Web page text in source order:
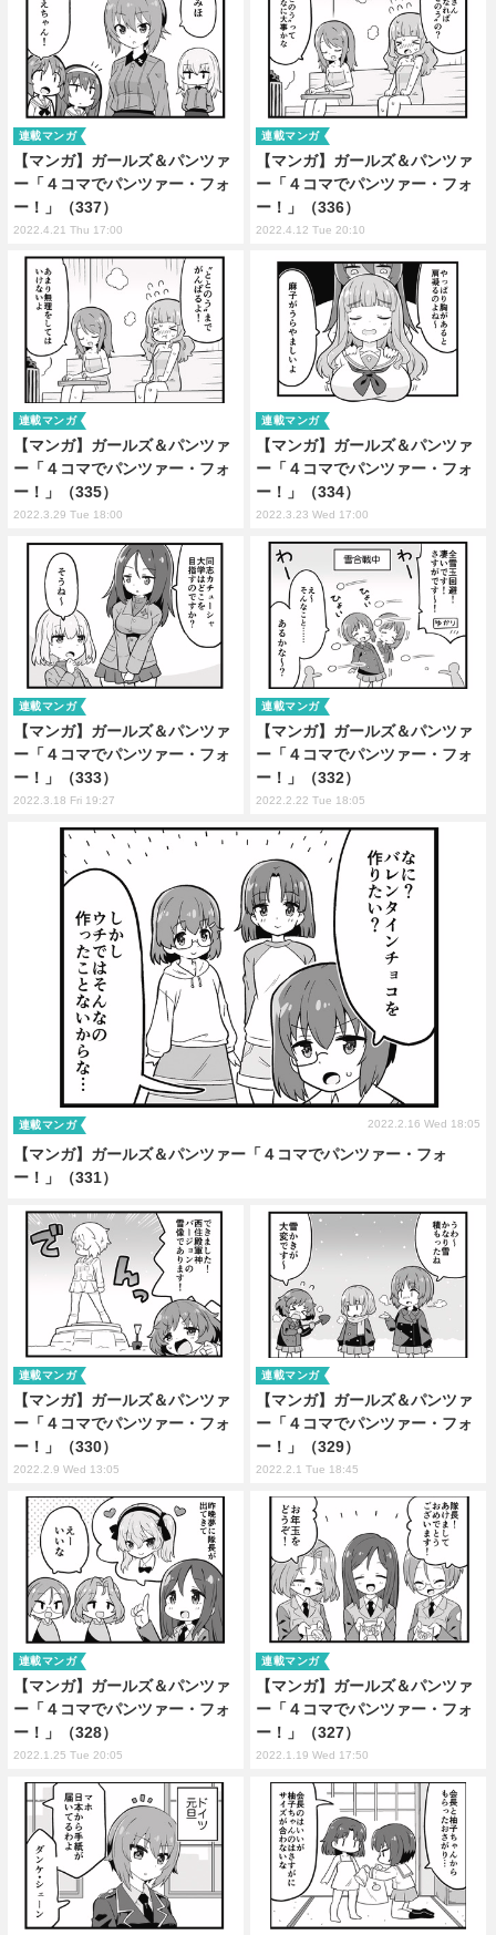
【マンガ】ガールズ＆パンツァ
ー「４コマでパンツァー・フォ
ー！」（337）
連載マンガ
2022.4.21 Thu 17:00
【マンガ】ガールズ＆パンツァ
ー「４コマでパンツァー・フォ
ー！」（336）
連載マンガ
2022.4.12 Tue 20:10
【マンガ】ガールズ＆パンツァ
ー「４コマでパンツァー・フォ
ー！」（335）
連載マンガ
2022.3.29 Tue 18:00
【マンガ】ガールズ＆パンツァ
ー「４コマでパンツァー・フォ
ー！」（334）
連載マンガ
2022.3.23 Wed 17:00
【マンガ】ガールズ＆パンツァ
ー「４コマでパンツァー・フォ
ー！」（333）
連載マンガ
2022.3.18 Fri 19:27
【マンガ】ガールズ＆パンツァ
ー「４コマでパンツァー・フォ
ー！」（332）
連載マンガ
2022.2.22 Tue 18:05
【マンガ】ガールズ＆パンツァー「４コマでパンツァー・フォ
ー！」（331）
連載マンガ 2022.2.16 Wed 18:05
【マンガ】ガールズ＆パンツァ
ー「４コマでパンツァー・フォ
ー！」（330）
連載マンガ
2022.2.9 Wed 13:05
【マンガ】ガールズ＆パンツァ
ー「４コマでパンツァー・フォ
ー！」（329）
連載マンガ
2022.2.1 Tue 18:45
【マンガ】ガールズ＆パンツァ
ー「４コマでパンツァー・フォ
ー！」（328）
連載マンガ
2022.1.25 Tue 20:05
【マンガ】ガールズ＆パンツァ
ー「４コマでパンツァー・フォ
ー！」（327）
連載マンガ
2022.1.19 Wed 17:50